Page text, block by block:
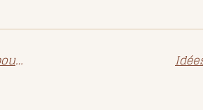
Découvrez les subtilités des accords mets et vins pour des noix de Saint-Jacques sautées